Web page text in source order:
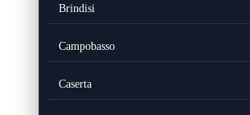
Brindisi
Campobasso
Caserta